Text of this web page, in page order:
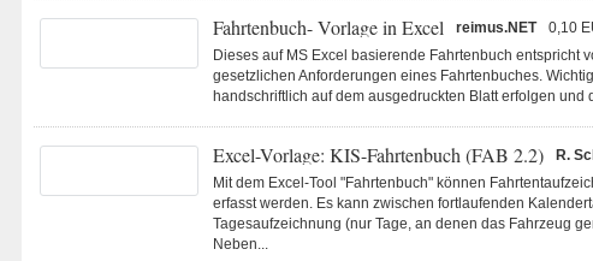
Fahrtenbuch- Vorlage in Excel reimus.NET
0,10
Dieses auf MS Excel basierende Fahrtenbuch entspricht
gesetzlichen Anforderungen eines Fahrtenbuches.
handschriftlich auf dem ausgedruckten Blatt erfolgen und
Excel-Vorlage: KIS-Fahrtenbuch (FAB 2.2) R.
Mit dem Excel-Tool "Fahrtenbuch" können
erfasst werden. Es kann zwischen fortlaufenden
Tagesaufzeichnung (nur Tage, an denen das Fahrzeug
Neben...